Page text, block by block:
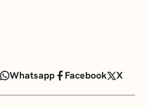
Whatsapp Facebook X